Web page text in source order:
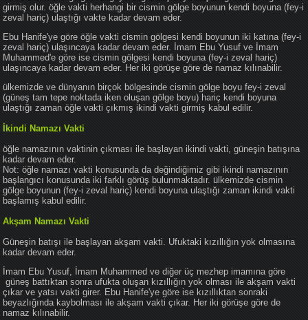
girmiş olur. öğle vakti herhangi bir cismin gölge boyunun kendi boyuna (fey-i
zeval hariç) ulaştığı vakte kadar devam eder.
Ebu Hanife'ye göre öğle vakti cismin gölgesi kendi boyunun iki katına (fey-i
zeval hariç) ulaşıncaya kadar devam eder. İmam Ebu Yusuf ve İmam
Muhammed'e göre ise cismin gölgesi kendi boyuna (fey-i zeval hariç)
ulaşıncaya kadar devam eder. Her iki görüşe göre de namaz kılınabilir.
ülkemizde ve dünyanın birçok bölgesinde cismin gölge boyu fey-i zeval
(güneş tam tepe noktada iken oluşan gölge boyu) hariç kendi boyuna
ulaştığı zaman öğle vakti çıkmış ikindi vakti girmiş kabul edilir.
İkindi Namazı Vakti
öğle namazının vaktinin çıkması ile başlayan ikindi vakti, güneşin batışına
kadar devam eder.
Not: öğle namazı vakti konusunda da değindiğimiz gibi ikindi namazının
başlangıcı konusunda iki farklı görüş bulunmaktadır. ülkemizde cismin
gölge boyunun (fey-i zeval hariç) kendi boyuna ulaştığı zaman ikindi vakti
başlamış kabul edilir.
Akşam Namazı Vakti
Güneşin batışı ile başlayan akşam vakti. Ufuktaki kızıllığın yok olmasına
kadar devam eder.
İmam Ebu Yusuf, İmam Muhammed ve diğer üç mezhep imamına göre
güneş battıktan sonra ufukta oluşan kızıllığın yok olması ile akşam vakti
çıkar ve yatsı vakti girer. Ebu Hanife'ye göre ise kızıllıktan sonraki
beyazlığında kaybolması ile akşam vakti çıkar. Her iki görüşe göre de
namaz kılınabilir.